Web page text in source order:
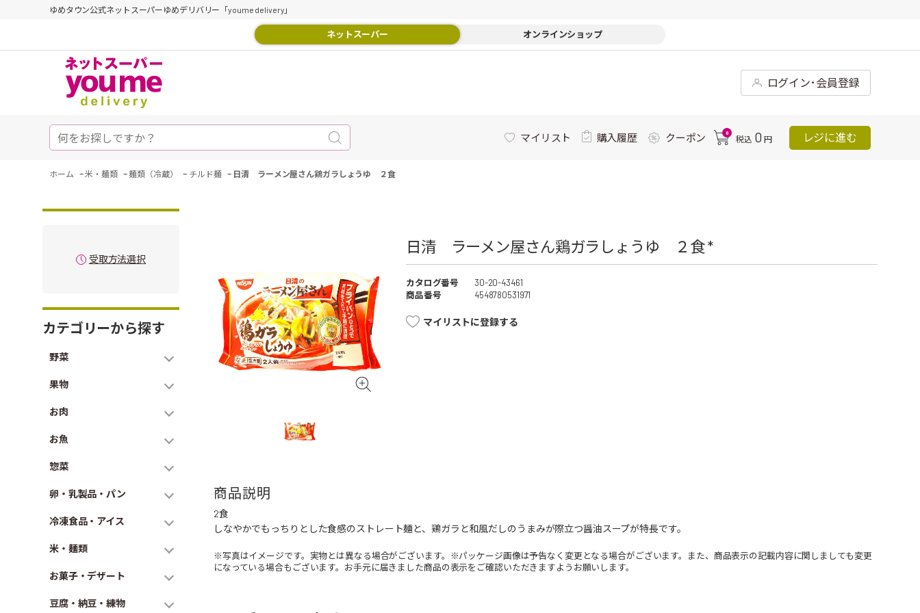
ゆめタウン公式ネットスーパーゆめデリバリー「youme delivery」
ネットスーパー オンラインショップ
ログイン･会員登録
マイリスト 購入履歴 クーポン 0
税込 0 円 レジに進む
ホーム -米・麺類 -麺類（冷蔵） - チルド麺 - 日清 ラーメン屋さん鶏ガラしょうゆ ２食
受取方法選択
カテゴリーから探す
野菜
果物
お肉
お魚
惣菜
卵・乳製品・パン
冷凍食品・アイス
米・麺類
お菓子・デザート
豆腐・納豆・練物
日清 ラーメン屋さん鶏ガラしょうゆ ２食 *
カタログ番号
30-20-43461
商品番号
4548780531971
マイリストに登録する
商品説明
2食
しなやかでもっちりとした食感のストレート麺と、鶏ガラと和風だしのうまみが際立つ醤油スープが特長です。
※写真はイメージです。実物とは異なる場合がございます。※パッケージ画像は予告なく変更となる場合がございます。また、商品表示の記載内容に関しましても変更
になっている場合もございます。お手元に届きました商品の表示をご確認いただきますようお願いします。